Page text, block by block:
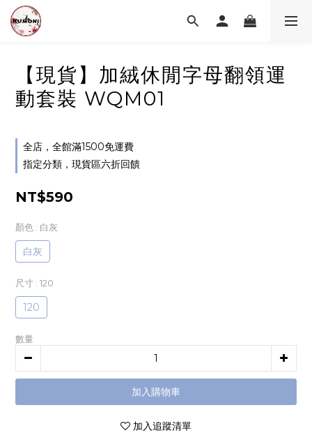
【現貨】加絨休閒字母翻領運
動套裝 WQM01
全店，全館滿1500免運費
指定分類，現貨區六折回饋
NT$590
顏色 : 白灰
白灰
尺寸 : 120
120
數量
加入購物車
加入追蹤清單